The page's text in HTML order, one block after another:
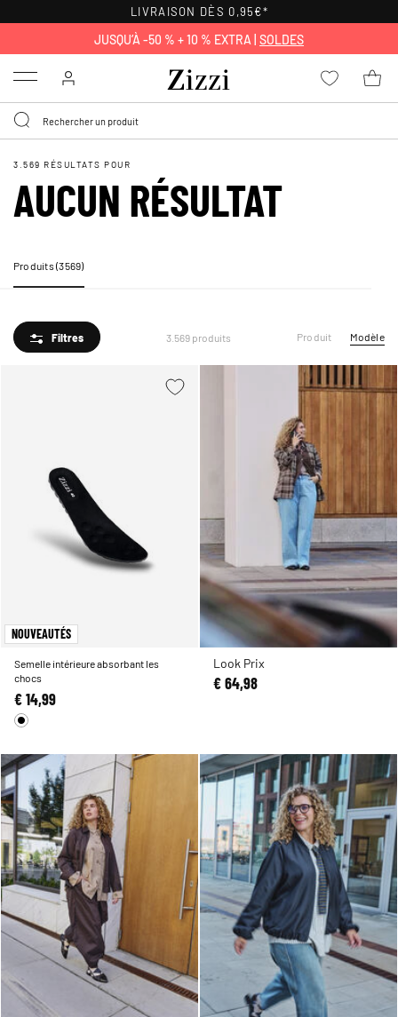
POLITIQUE DE RETOUR DE 30 JOURS
JUSQU’À -50 % + 10 % EXTRA | SOLDES
Menu
3.569 RÉSULTATS POUR
AUCUN RÉSULTAT
Produits (3569)
Filtres 3.569 produits Produit Modèle
NOUVEAUTÉS
Semelle intérieure absorbant les
chocs
€ 14,99
Look Prix
€ 64,98